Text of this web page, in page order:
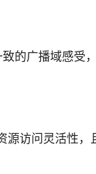
的广播域感受
访问灵活性，